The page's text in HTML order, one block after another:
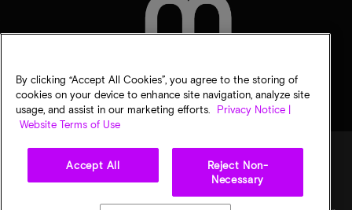
By clicking “Accept All Cookies”, you agree to the storing of
cookies on your device to enhance site navigation, analyze site
usage, and assist in our marketing efforts.
Privacy Notice |
Website Terms of Use
Accept All
Reject Non-
Necessary